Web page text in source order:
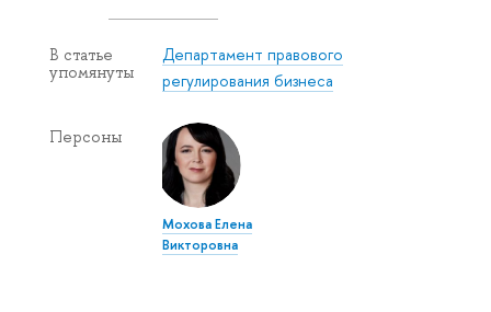
В статье
упомянуты
Департамент правового
регулирования бизнеса
Персоны
Мохова Елена
Викторовна